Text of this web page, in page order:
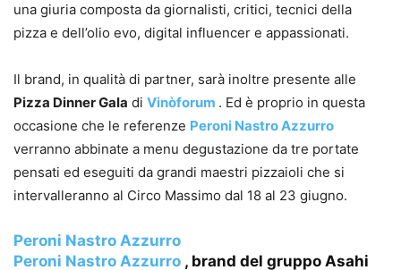
una giuria composta da giornalisti, critici, tecnici della
pizza e dell’olio evo, digital influencer e appassionati.
Il brand, in qualità di partner, sarà inoltre presente alle
Pizza Dinner Gala di Vinòforum . Ed è proprio in questa
occasione che le referenze Peroni Nastro Azzurro
verranno abbinate a menu degustazione da tre portate
pensati ed eseguiti da grandi maestri pizzaioli che si
intervalleranno al Circo Massimo dal 18 al 23 giugno.
Peroni Nastro Azzurro
Peroni Nastro Azzurro , brand del gruppo Asahi